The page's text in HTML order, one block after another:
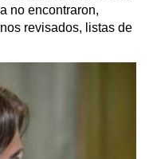
no encontraron,
revisados, listas de